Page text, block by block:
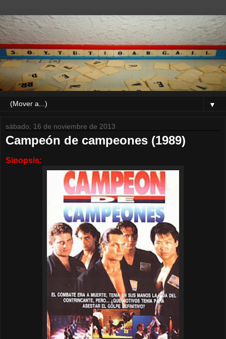
▼
sábado, 16 de noviembre de 2013
Campeón de campeones (1989)
Sinopsis: